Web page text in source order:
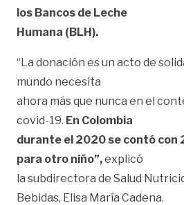
los Bancos de Leche
Humana (BLH).
“La donación es un acto de
mundo necesita
ahora más que nunca en el
covid-19. En Colombia
durante el 2020 se contó con
para otro niño”,explicó
la subdirectora de Salud
Bebidas, Elisa María Cadena.